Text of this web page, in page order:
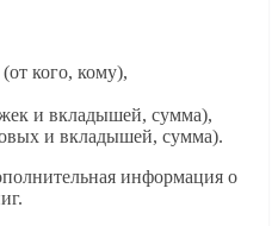
кого, кому),
и вкладышей, сумма),
и вкладышей, сумма).
информация о